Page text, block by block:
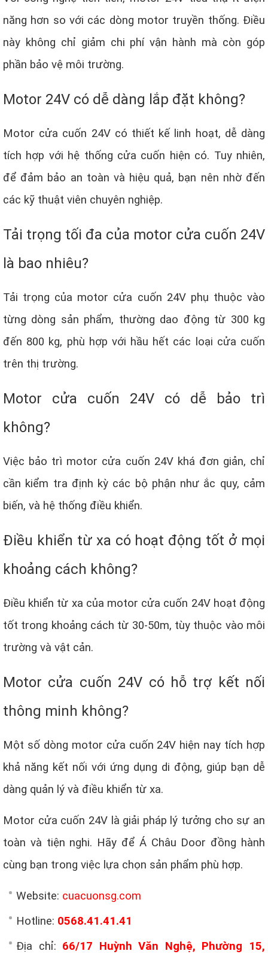
năng hơn so với các dòng motor truyền thống. Điều
này không chỉ giảm chi phí vận hành mà còn góp
phần bảo vệ môi trường.
Motor 24V có dễ dàng lắp đặt không?
Motor cửa cuốn 24V có thiết kế linh hoạt, dễ dàng
tích hợp với hệ thống cửa cuốn hiện có. Tuy nhiên,
để đảm bảo an toàn và hiệu quả, bạn nên nhờ đến
các kỹ thuật viên chuyên nghiệp.
Tải trọng tối đa của motor cửa cuốn 24V
là bao nhiêu?
Tải trọng của motor cửa cuốn 24V phụ thuộc vào
từng dòng sản phẩm, thường dao động từ 300 kg
đến 800 kg, phù hợp với hầu hết các loại cửa cuốn
trên thị trường.
Motor cửa cuốn 24V có dễ bảo trì
không?
Việc bảo trì motor cửa cuốn 24V khá đơn giản, chỉ
cần kiểm tra định kỳ các bộ phận như ắc quy, cảm
biến, và hệ thống điều khiển.
Điều khiển từ xa có hoạt động tốt ở mọi
khoảng cách không?
Điều khiển từ xa của motor cửa cuốn 24V hoạt động
tốt trong khoảng cách từ 30-50m, tùy thuộc vào môi
trường và vật cản.
Motor cửa cuốn 24V có hỗ trợ kết nối
thông minh không?
Một số dòng motor cửa cuốn 24V hiện nay tích hợp
khả năng kết nối với ứng dụng di động, giúp bạn dễ
dàng quản lý và điều khiển từ xa.
Motor cửa cuốn 24V là giải pháp lý tưởng cho sự an
toàn và tiện nghi. Hãy để Á Châu Door đồng hành
cùng bạn trong việc lựa chọn sản phẩm phù hợp.
Website: cuacuonsg.com
Hotline: 0568.41.41.41
Địa chỉ: 66/17 Huỳnh Văn Nghệ, Phường 15,